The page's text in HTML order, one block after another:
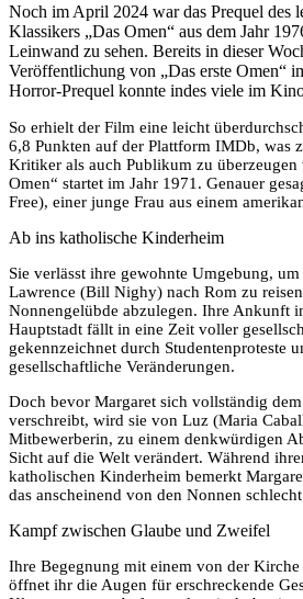
Noch im April 2024 war das Prequel des
Klassikers „Das Omen“ aus dem Jahr
Leinwand zu sehen. Bereits in dieser
Veröffentlichung von „Das erste Omen“
Horror-Prequel konnte indes viele im
So erhielt der Film eine leicht
6,8 Punkten auf der Plattform IMDb, was
Kritiker als auch Publikum zu überzeugen
Omen“ startet im Jahr 1971. Genauer
Free), einer junge Frau aus einem
Ab ins katholische Kinderheim
Sie verlässt ihre gewohnte Umgebung,
Lawrence (Bill Nighy) nach Rom zu
Nonnengelübde abzulegen. Ihre Ankunft
Hauptstadt fällt in eine Zeit voller
gekennzeichnet durch Studentenproteste
gesellschaftliche Veränderungen.
Doch bevor Margaret sich vollständig
verschreibt, wird sie von Luz (Maria
Mitbewerberin, zu einem denkwürdigen
Sicht auf die Welt verändert. Während
katholischen Kinderheim bemerkt
das anscheinend von den Nonnen
Kampf zwischen Glaube und Zweifel
Ihre Begegnung mit einem von der Kirche
öffnet ihr die Augen für erschreckende